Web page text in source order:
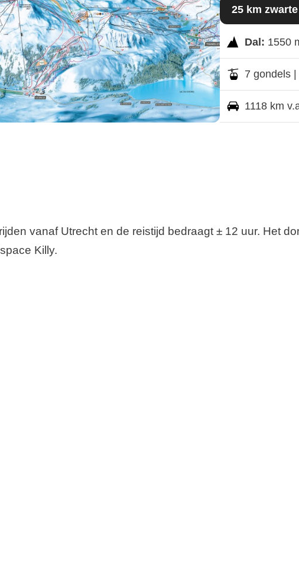
25 km
Dal: 1550
7 gondels
1118 km
vanaf Utrecht en de reistijd bedraagt ± 12 uur. Het
Killy.